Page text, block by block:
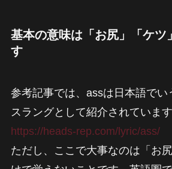
基本の意味は「お尻」「ケツ
す
参考記事では、assは日本語でい
スラングとして紹介されていま
https://heads-rep.com/lyric/ass/
ただし、ここで大事なのは「お